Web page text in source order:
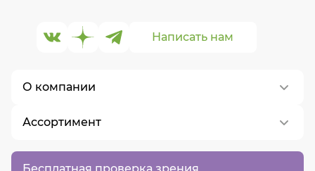
Бесплатная проверка зрения
О компании
О нас
Контакты
Ассортимент
Написать нам